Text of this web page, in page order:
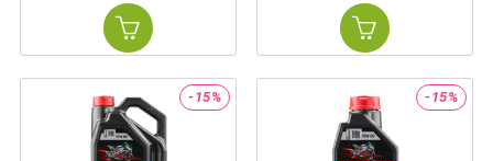
-15% -15%